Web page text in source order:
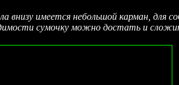
внизу имеется небольшой карман, для
сумочку можно достать и